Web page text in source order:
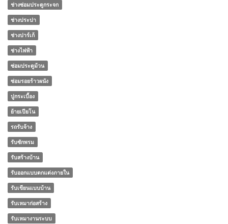
ช่างซ่อมประตูกระจก
ช่างประปา
ช่างปาร์เก้
ช่างไฟฟ้า
ซ่อมประตูม้วน
ซ่อมรอยร้าวผนัง
ปูกระเบื้อง
ย้ายเปียโน
รถรับจ้าง
รับซักพรม
รับสร้างบ้าน
รับออกแบบตกแต่งภายใน
รับเขียนแบบบ้าน
รับเหมาก่อสร้าง
รับเหมางานระบบ